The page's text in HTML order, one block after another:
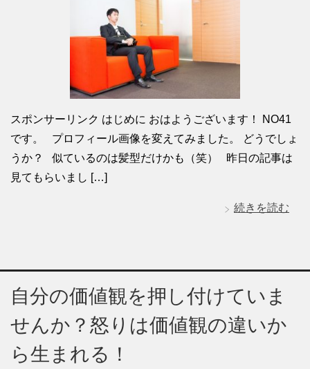
スポンサーリンク はじめに おはようございます！ NO41
です。 プロフィール画像を変えてみました。 どうでしょ
うか？ 似ているのは髪型だけかも（笑） 昨日の記事は
見てもらいまし […]
続きを読む
自分の価値観を押し付けていま
せんか？怒りは価値観の違いか
ら生まれる！